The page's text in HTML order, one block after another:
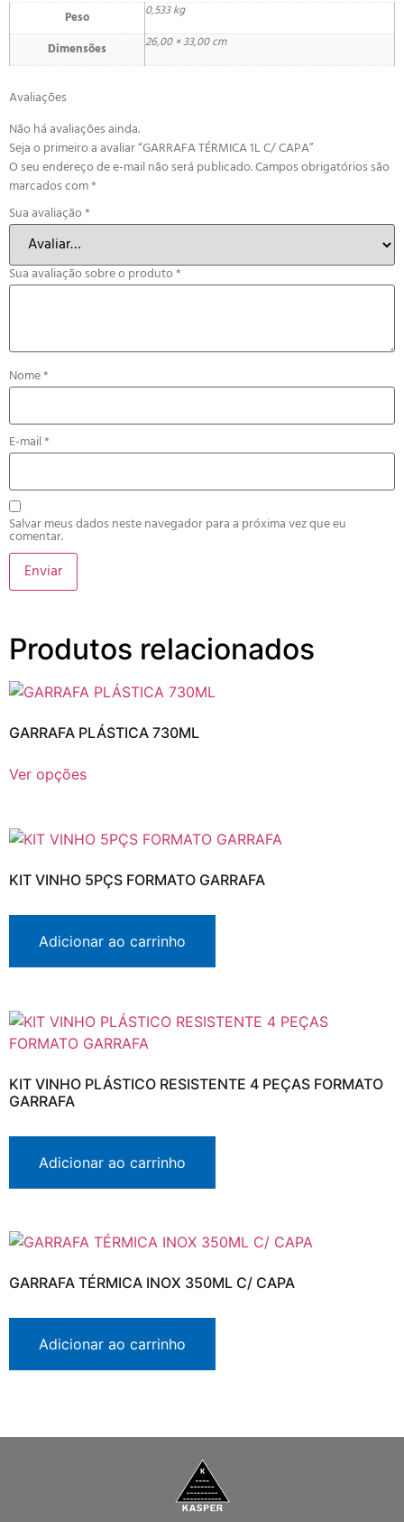
Peso 0,533 kg
Dimensões 26,00 × 33,00 cm
Avaliações
Não há avaliações ainda.
Seja o primeiro a avaliar “GARRAFA TÉRMICA 1L C/ CAPA”
O seu endereço de e-mail não será publicado.Campos obrigatórios são
marcados com*
Sua avaliação*
Sua avaliação sobre o produto*
Nome*
E-mail*
Salvar meus dados neste navegador para a próxima vez que eu
comentar.
Produtos relacionados
GARRAFA PLÁSTICA 730ML
Ver opções
KIT VINHO 5PÇS FORMATO GARRAFA
Adicionar ao carrinho
KIT VINHO PLÁSTICO RESISTENTE 4 PEÇAS FORMATO
GARRAFA
Adicionar ao carrinho
GARRAFA TÉRMICA INOX 350ML C/ CAPA
Adicionar ao carrinho